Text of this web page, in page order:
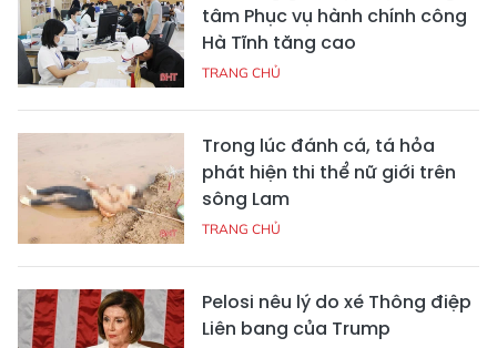
tâm Phục vụ hành chính công
Hà Tĩnh tăng cao
TRANG CHỦ
Trong lúc đánh cá, tá hỏa
phát hiện thi thể nữ giới trên
sông Lam
TRANG CHỦ
Pelosi nêu lý do xé Thông điệp
Liên bang của Trump